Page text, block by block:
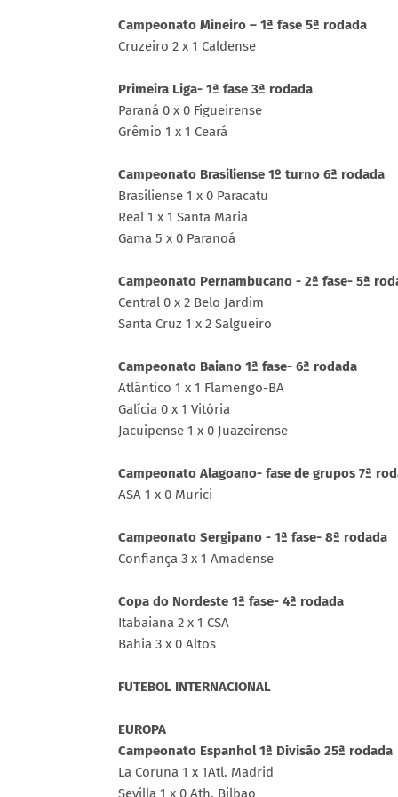
Campeonato Mineiro – 1ª fase 5ª rodada
Cruzeiro 2 x 1 Caldense
Primeira Liga- 1ª fase 3ª rodada
Paraná 0 x 0 Figueirense
Grêmio 1 x 1 Ceará
Campeonato Brasiliense 1º turno 6ª rodada
Brasiliense 1 x 0 Paracatu
Real 1 x 1 Santa Maria
Gama 5 x 0 Paranoá
Campeonato Pernambucano - 2ª fase- 5ª
Central 0 x 2 Belo Jardim
Santa Cruz 1 x 2 Salgueiro
Campeonato Baiano 1ª fase- 6ª rodada
Atlântico 1 x 1 Flamengo-BA
Galícia 0 x 1 Vitória
Jacuipense 1 x 0 Juazeirense
Campeonato Alagoano- fase de grupos 7ª
ASA 1 x 0 Murici
Campeonato Sergipano - 1ª fase- 8ª rodada
Confiança 3 x 1 Amadense
Copa do Nordeste 1ª fase- 4ª rodada
Itabaiana 2 x 1 CSA
Bahia 3 x 0 Altos
FUTEBOL INTERNACIONAL
EUROPA
Campeonato Espanhol 1ª Divisão 25ª rodada
La Coruna 1 x 1Atl. Madrid
Sevilla 1 x 0 Ath. Bilbao